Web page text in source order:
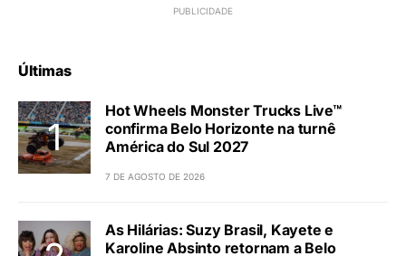
Últimas
Hot Wheels Monster Trucks Live™
confirma Belo Horizonte na turnê
América do Sul 2027
7 DE AGOSTO DE 2026
As Hilárias: Suzy Brasil, Kayete e
Karoline Absinto retornam a Belo